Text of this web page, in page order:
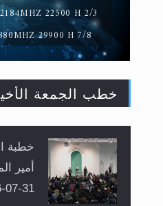
22500 H 2/3
29900 H 7/8
خطب الجمعة
خطبة
أمير
31-07-2026